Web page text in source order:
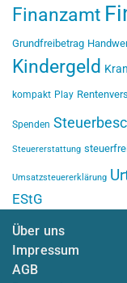
Finanzamt
Grundfreibetrag
Kindergeld
kompakt Play
Spenden
Steuererstattung
Umsatzsteuererklärung
EStG
Über uns
Impressum
AGB